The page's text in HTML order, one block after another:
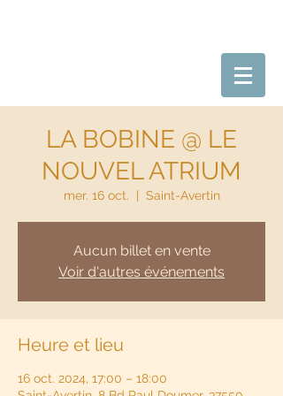
LA BOBINE @ LE
NOUVEL ATRIUM
mer. 16 oct. Saint-Avertin
Aucun billet en vente
Voir d'autres événements
Heure et lieu
16 oct. 2024, 17:00 – 18:00